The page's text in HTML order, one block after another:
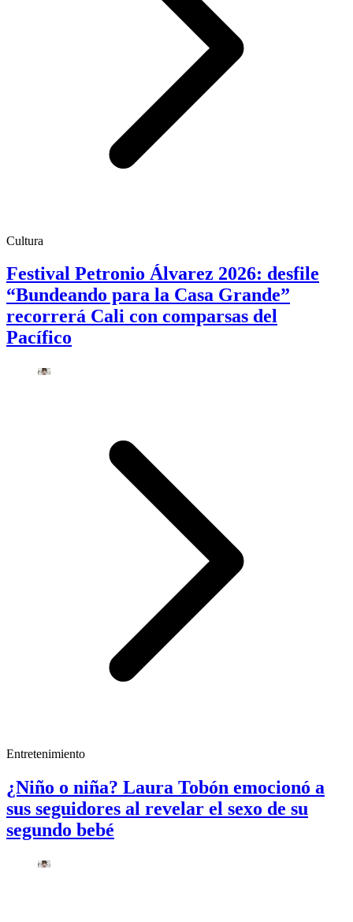
Cultura
Festival Petronio Álvarez 2026: desfile
“Bundeando para la Casa Grande”
recorrerá Cali con comparsas del
Pacífico
Entretenimiento
¿Niño o niña? Laura Tobón emocionó a
sus seguidores al revelar el sexo de su
segundo bebé